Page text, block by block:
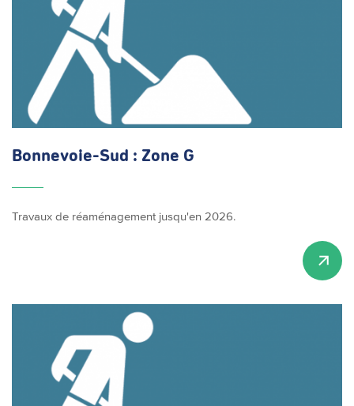
Bonnevoie-Sud : Zone G
Travaux de réaménagement jusqu'en 2026.